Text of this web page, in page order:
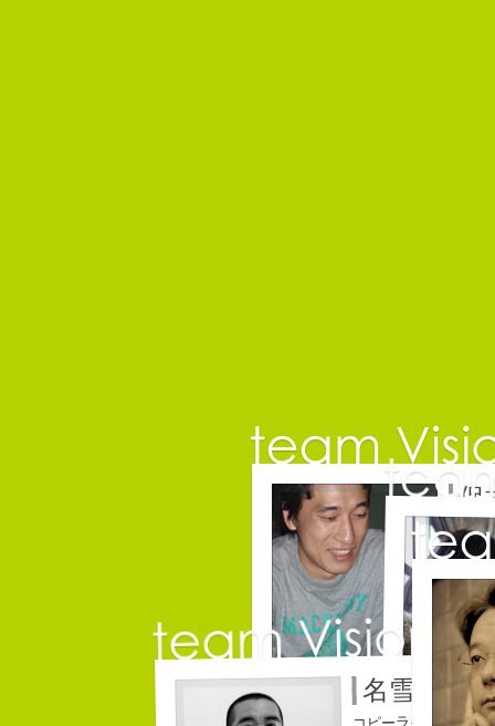
保
コピー
自己紹介ジェネレーターというサイトが
名雪祐平
コピーライター